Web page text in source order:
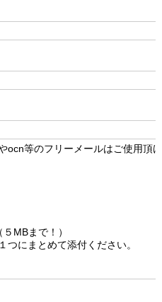
ocn等のフリーメールはご使用頂
MBまで！）
つにまとめて添付ください。